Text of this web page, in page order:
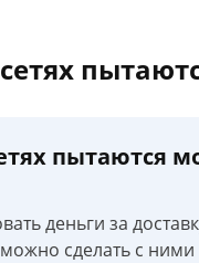
пытаются
деньги за
сделать с ними